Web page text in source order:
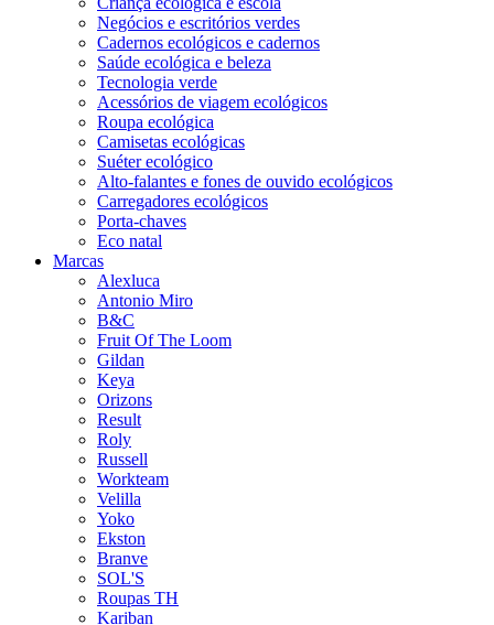
Negócios e escritórios verdes
Cadernos ecológicos e cadernos
Saúde ecológica e beleza
Tecnologia verde
Acessórios de viagem ecológicos
Roupa ecológica
Camisetas ecológicas
Suéter ecológico
Alto-falantes e fones de ouvido ecológicos
Carregadores ecológicos
Porta-chaves
Eco natal
Marcas
Alexluca
Antonio Miro
B&C
Fruit Of The Loom
Gildan
Keya
Orizons
Result
Roly
Russell
Workteam
Velilla
Yoko
Ekston
Branve
SOL'S
Roupas TH
Kariban